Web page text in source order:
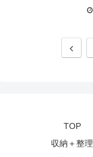
前
TOP
収納＋整理